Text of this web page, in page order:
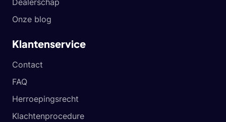
Dealerschap
Onze blog
Klantenservice
Contact
FAQ
Herroepingsrecht
Klachtenprocedure